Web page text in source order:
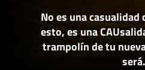
No es una casualidad
esto, es una
trampolín de tu
será.